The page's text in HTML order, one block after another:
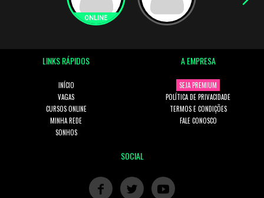
LINKS RÁPIDOS
INÍCIO
VAGAS
CURSOS ONLINE
MINHA REDE
SONHOS
A EMPRESA
SEJA PREMIUM
POLÍTICA DE PRIVACIDADE
TERMOS E CONDIÇÕES
FALE CONOSCO
SOCIAL